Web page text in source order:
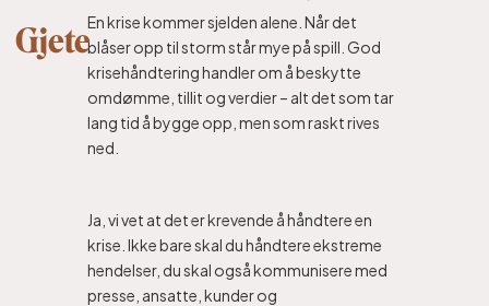
GjeteEn krise kommer sjelden alene. Når det
blåser opp til storm står mye på spill. God
krisehåndtering handler om å beskytte
omdømme, tillit og verdier – alt det som tar
lang tid å bygge opp, men som raskt rives
ned.
Ja, vi vet at det er krevende å håndtere en
krise. Ikke bare skal du håndtere ekstreme
hendelser, du skal også kommunisere med
presse, ansatte, kunder og